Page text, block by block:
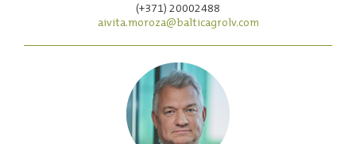
(+371) 20002488
aivita.moroza@balticagrolv.com